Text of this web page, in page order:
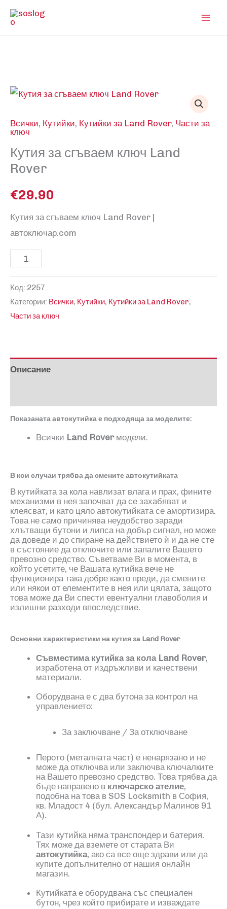
Skip
Всички, Кутийки, Кутийки за Land Rover, Части за
ключ
Кутия за сгъваем ключ Land
Rover
€29.90
Кутия за сгъваем ключ Land Rover |
автоключар.com
количество
Кутия
за
сгъваем
Rover
Код: 2257
Категории: Всички, Кутийки, Кутийки за Land Rover,
Части за ключ
Описание
Показаната автокутийка е подходяща за моделите:
Всички Land Roverмодели.
В кои случаи трябва да смените автокутийката
В кутийката за кола навлизат влага и прах, фините
механизми в нея започват да се захабяват и
клеясват, и като цяло автокутийката се амортизира.
Това не само причинява неудобство заради
хлътващи бутони и липса на добър сигнал, но може
да доведе и до спиране на действието ѝ и да не сте
в състояние да отключите или запалите Вашето
превозно средство. Съветваме Ви в момента, в
който усетите, че Вашата кутийка вече не
функционира така добре както преди, да смените
или някои от елементите в нея или цялата, защото
това може да Ви спести евентуални главоболия и
излишни разходи впоследствие.
Основни характеристики на кутия за Land Rover
Съвместима кутийка за кола Land Rover,
изработена от издръжливи и качествени
материали.
Оборудвана е с два бутона за контрол на
управлението:
За заключване / За отключване
Перото (металната част) е ненарязано и не
може да отключва или заключва ключалките
на Вашето превозно средство. Това трябва да
бъде направено в ключарско ателие,
подобна на това в SOS Locksmith в София,
кв. Младост 4 (бул. Александър Малинов 91
А).
Тази кутийка няма транспондер и батерия.
Тях може да вземете от старата Ви
автокутийка, ако са все още здрави или да
купите допълнително от нашия онлайн
магазин.
Кутийката е оборудвана със специален
бутон, чрез който прибирате и изваждате